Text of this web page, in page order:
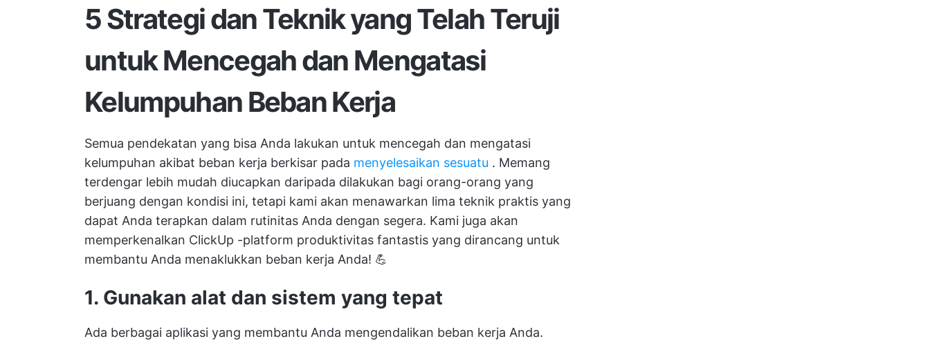
5 Strategi dan Teknik yang Telah Teruji
untuk Mencegah dan Mengatasi
Kelumpuhan Beban Kerja
Semua pendekatan yang bisa Anda lakukan untuk mencegah dan mengatasi
kelumpuhan akibat beban kerja berkisar pada menyelesaikan sesuatu . Memang
terdengar lebih mudah diucapkan daripada dilakukan bagi orang-orang yang
berjuang dengan kondisi ini, tetapi kami akan menawarkan lima teknik praktis yang
dapat Anda terapkan dalam rutinitas Anda dengan segera. Kami juga akan
memperkenalkan ClickUp -platform produktivitas fantastis yang dirancang untuk
membantu Anda menaklukkan beban kerja Anda! 💪
1. Gunakan alat dan sistem yang tepat
Ada berbagai aplikasi yang membantu Anda mengendalikan beban kerja Anda.